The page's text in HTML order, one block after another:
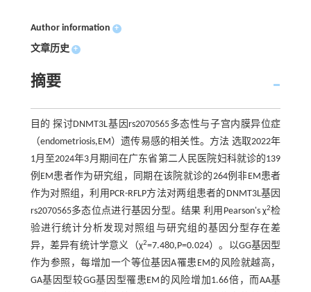
Author information +
文章历史 +
摘要
目的 探讨DNMT3L基因rs2070565多态性与子宫内膜异位症
（endometriosis,EM）遗传易感的相关性。方法 选取2022年
1月至2024年3月期间在广东省第二人民医院妇科就诊的139
例EM患者作为研究组，同期在该院就诊的264例非EM患者
作为对照组，利用PCR-RFLP方法对两组患者的DNMT3L基因
rs2070565多态位点进行基因分型。结果 利用Pearson's χ2检
验进行统计分析发现对照组与研究组的基因分型存在差
异，差异有统计学意义（χ2=7.480,P=0.024）。以GG基因型
作为参照，每增加一个等位基因A罹患EM的风险就越高，
GA基因型较GG基因型罹患EM的风险增加1.66倍，而AA基